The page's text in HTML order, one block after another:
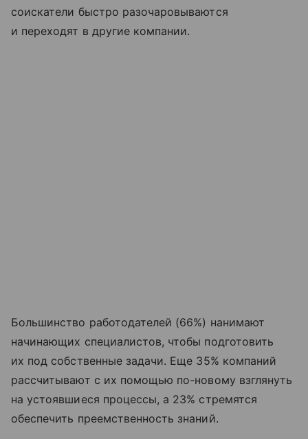
соискатели быстро разочаровываются
и переходят в другие компании.
Большинство работодателей (66%) нанимают
начинающих специалистов, чтобы подготовить
их под собственные задачи. Еще 35% компаний
рассчитывают с их помощью по-новому взглянуть
на устоявшиеся процессы, а 23% стремятся
обеспечить преемственность знаний.